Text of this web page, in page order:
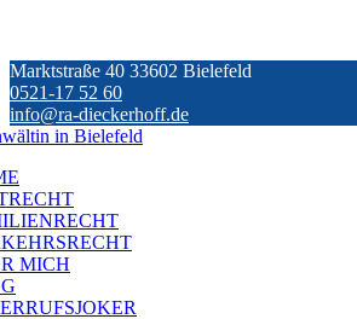
Skip
to
content
Marktstraße 40 33602 Bielefeld
0521-17 52 60
info@ra-dieckerhoff.de
MICH